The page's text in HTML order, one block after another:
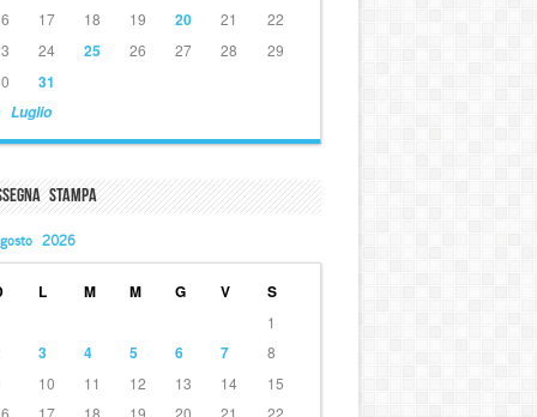
Luglio
17 18 19 20 21
22
24 25 26 27 28
29
31
Stampa
2026
L M M G V S
1
3 4 5 6 7
8
10 11 12 13 14
15
17 18 19 20 21 22